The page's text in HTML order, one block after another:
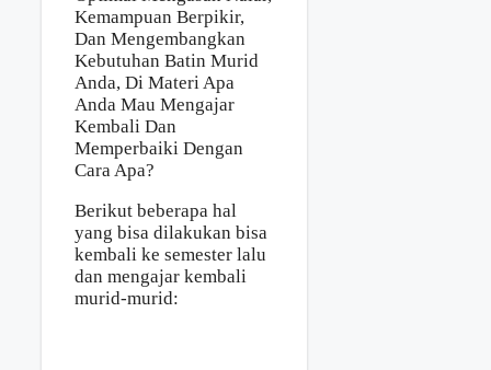
Berikut beberapa hal
yang bisa dilakukan bisa
kembali ke semester lalu
dan mengajar kembali
murid-murid: